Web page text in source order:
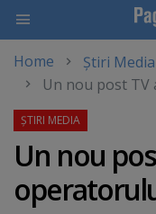
main
Home
Știri Media
Un nou post
Un nou